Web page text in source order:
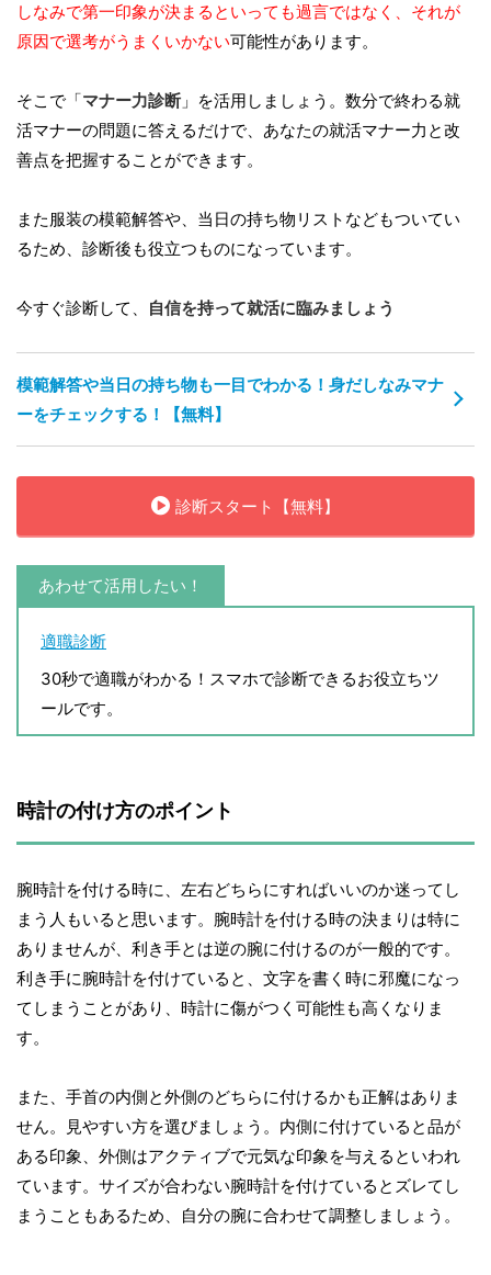
しなみで第一印象が決まるといっても過言ではなく、それが
原因で選考がうまくいかない可能性があります。
そこで「マナー力診断」を活用しましょう。数分で終わる就
活マナーの問題に答えるだけで、あなたの就活マナー力と改
善点を把握することができます。
また服装の模範解答や、当日の持ち物リストなどもついてい
るため、診断後も役立つものになっています。
今すぐ診断して、 自信を持って就活に臨みましょう
模範解答や当日の持ち物も一目でわかる！身だしなみマナ
ーをチェックする！【無料】
診断スタート【無料】
あわせて活用したい！
適職診断
30秒で適職がわかる！スマホで診断できるお役立ちツ
ールです。
時計の付け方のポイント
腕時計を付ける時に、左右どちらにすればいいのか迷ってし
まう人もいると思います。腕時計を付ける時の決まりは特に
ありませんが、利き手とは逆の腕に付けるのが一般的です。
利き手に腕時計を付けていると、文字を書く時に邪魔になっ
てしまうことがあり、時計に傷がつく可能性も高くなりま
す。
また、手首の内側と外側のどちらに付けるかも正解はありま
せん。見やすい方を選びましょう。内側に付けていると品が
ある印象、外側はアクティブで元気な印象を与えるといわれ
ています。サイズが合わない腕時計を付けているとズレてし
まうこともあるため、自分の腕に合わせて調整しましょう。